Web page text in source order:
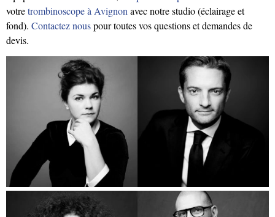
votretrombinoscope à Avignon avec notre studio (éclairage et
fond). Contactez nouspour toutes vos questions et demandes de
devis.